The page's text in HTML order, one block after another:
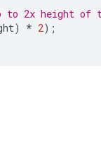
2x height of
) * 2);